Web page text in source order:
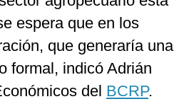
espera que en los
que generaría una
formal, indicó Adrián
del BCRP.